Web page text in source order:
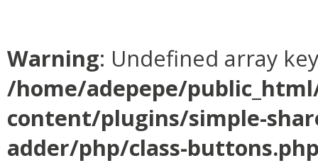
Warning: Undefined array
/home/adepepe/
content/plugins/simple-
adder/php/class-